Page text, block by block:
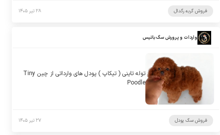
فروش گربه رگدال ۲۸ تیر ۱۴۰۵
واردات و پرورش سگ باتیس
توله تاینی ( تیکاپ ) پودل های وارداتی از چین Tiny
Poodle
فروش سگ پودل ۲۷ تیر ۱۴۰۵